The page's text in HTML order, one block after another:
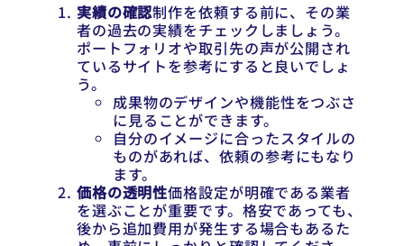
実績の確認制作を依頼する前に、その業
者の過去の実績をチェックしましょう。
ポートフォリオや取引先の声が公開され
ているサイトを参考にすると良いでしょ
う。
成果物のデザインや機能性をつぶさ
に見ることができます。
自分のイメージに合ったスタイルの
ものがあれば、依頼の参考にもなり
ます。
価格の透明性価格設定が明確である業者
を選ぶことが重要です。格安であっても、
後から追加費用が発生する場合もあるた